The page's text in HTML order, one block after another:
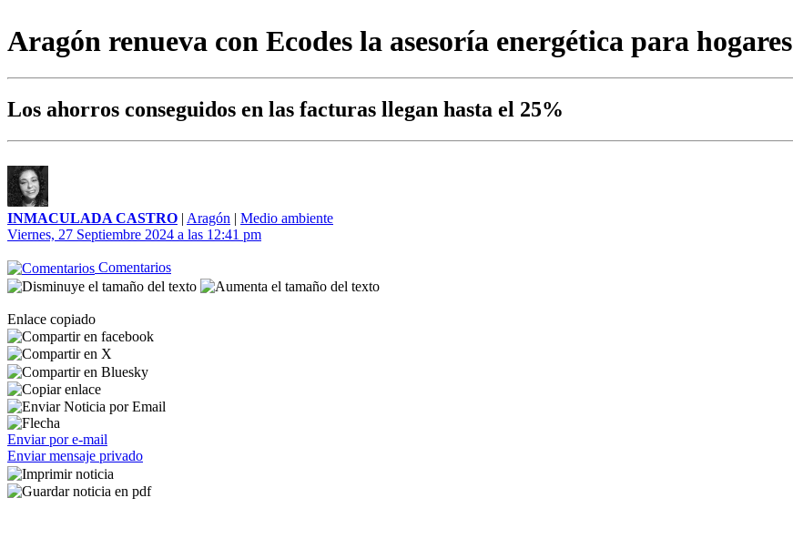
Aragón renueva con Ecodes la asesoría energética para hogares
Los ahorros conseguidos en las facturas llegan hasta el 25%
INMACULADA CASTRO | Aragón | Medio ambiente
Viernes, 27 Septiembre 2024 a las 12:41 pm
Comentarios
Enlace copiado
Enviar por e-mail
Enviar mensaje privado